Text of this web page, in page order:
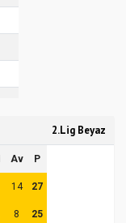
2.Lig Beyaz
Av P
14 27
8 25